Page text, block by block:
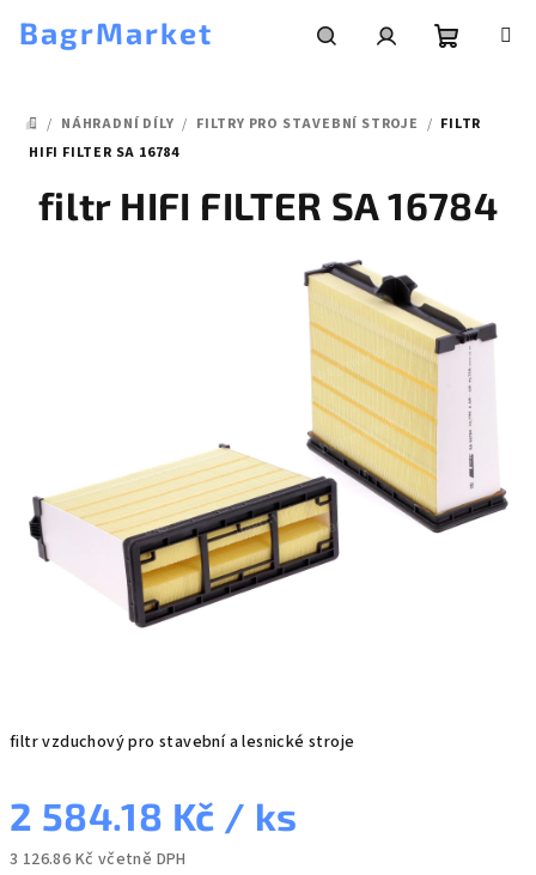
BagrMarket
DOMŮ
/ NÁHRADNÍ DÍLY / FILTRY PRO STAVEBNÍ STROJE / FILTR
HIFI FILTER SA 16784
filtr vzduchový pro stavební a lesnické stroje
2 584.18 Kč / ks
3 126.86 Kč včetně DPH
filtr HIFI FILTER SA 16784